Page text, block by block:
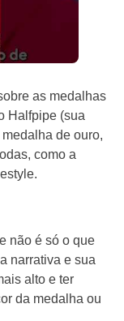
as medalhas
Halfpipe (sua
de ouro,
como a
não é só o que
narrativa e sua
alto e ter
da medalha ou